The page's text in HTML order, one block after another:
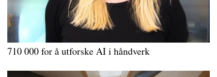
710 000 for å utforske AI i håndverk